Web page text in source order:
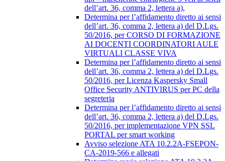
dell’art. 36, comma 2, lettera a),
Determina per l’affidamento diretto ai sensi
dell’art. 36, comma 2, lettera a) del D.Lgs.
50/2016, per CORSO DI FORMAZIONE
AI DOCENTI COORDINATORI AULE
VIRTUALI CLASSE VIVA
Determina per l’affidamento diretto ai sensi
dell’art. 36, comma 2, lettera a) del D.Lgs.
50/2016, per Licenza Kaspersky Small
Office Security ANTIVIRUS per PC della
segreteria
Determina per l’affidamento diretto ai sensi
dell’art. 36, comma 2, lettera a) del D.Lgs.
50/2016, per implementazione VPN SSL
PORTAL per smart working
Avviso selezione ATA 10.2.2A-FSEPON-
CA-2019-566 e allegati